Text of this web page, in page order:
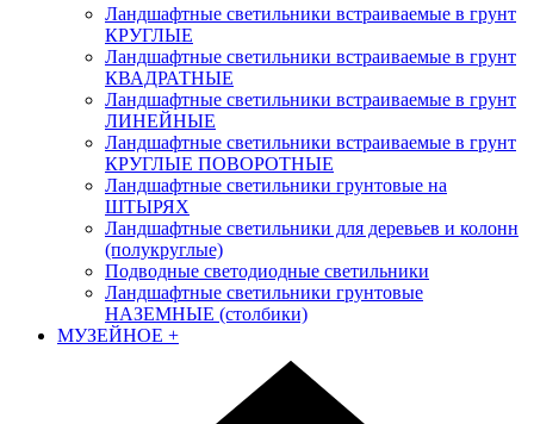
Ландшафтные светильники встраиваемые в грунт
КРУГЛЫЕ
Ландшафтные светильники встраиваемые в грунт
КВАДРАТНЫЕ
Ландшафтные светильники встраиваемые в грунт
ЛИНЕЙНЫЕ
Ландшафтные светильники встраиваемые в грунт
КРУГЛЫЕ ПОВОРОТНЫЕ
Ландшафтные светильники грунтовые на
ШТЫРЯХ
Ландшафтные светильники для деревьев и колонн
(полукруглые)
Подводные светодиодные светильники
Ландшафтные светильники грунтовые
НАЗЕМНЫЕ (столбики)
МУЗЕЙНОЕ +